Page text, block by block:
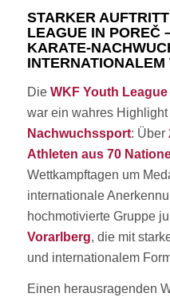
STARKER
LEAGUE IN POREČ
KARATE-
Die WKF Youth
war ein wahres
Nachwuchssport: Über
Athleten aus 70
Wettkampftagen um
internationale
hochmotivierte Gruppe
Vorarlberg, die mit
und internationalem
Einen herausragenden